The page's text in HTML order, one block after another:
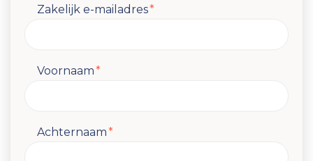
Zakelijk e-mailadres*
Voornaam*
Achternaam*